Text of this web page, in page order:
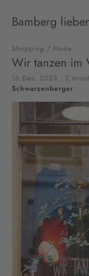
Bamberg
Shopping / Mode
Wir tanzen im
16.Dez..2023 . 2
Schwarzenberger